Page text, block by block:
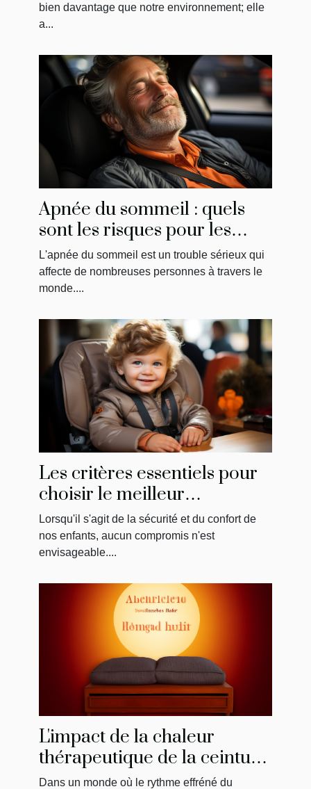
bien davantage que notre environnement; elle
a...
Apnée du sommeil : quels
sont les risques pour les
conducteurs?
L'apnée du sommeil est un trouble sérieux qui
affecte de nombreuses personnes à travers le
monde....
Les critères essentiels pour
choisir le meilleur
réhausseur de chaise pour
votre enfant
Lorsqu'il s'agit de la sécurité et du confort de
nos enfants, aucun compromis n'est
envisageable....
L'impact de la chaleur
thérapeutique de la ceinture
menstruelle sur
Dans un monde où le rythme effréné du